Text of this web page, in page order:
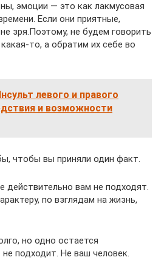
эмоции — это как лакмусовая
Если они приятные,
зря.Поэтому, не будем говорить
то, а обратим их себе во
левого и правого
и возможности
чтобы вы приняли один факт.
действительно вам не подходят.
по взглядам на жизнь,
но одно остается
подходит. Не ваш человек.